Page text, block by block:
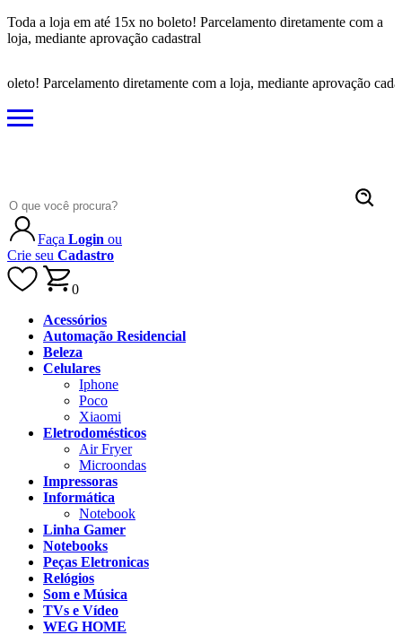
Toda a loja em até 15x no boleto! Parcelamento diretamente com a
loja, mediante aprovação cadastral
Parcelamento diretamente com a loja, mediante aprovação
Faça Login ou
Crie seu Cadastro
0
Acessórios
Automação Residencial
Beleza
Celulares
Iphone
Poco
Xiaomi
Eletrodomésticos
Air Fryer
Microondas
Impressoras
Informática
Notebook
Linha Gamer
Notebooks
Peças Eletronicas
Relógios
Som e Música
TVs e Vídeo
WEG HOME